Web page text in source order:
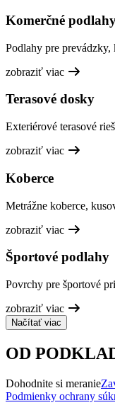
Komerčné
Podlahy pre
zobraziť viac
Terasové dosky
Exteriérové terasové
zobraziť viac
Koberce
Metrážne koberce,
zobraziť viac
Športové podlahy
Povrchy pre športové
zobraziť viac
Načítať viac
OD
Dohodnite si meranie
Podmienky ochrany